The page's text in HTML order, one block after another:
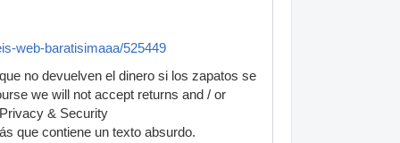
web-baratisimaaa/525449
no devuelven el dinero si los zapatos se
we will not accept returns and / or
& Security
que contiene un texto absurdo.